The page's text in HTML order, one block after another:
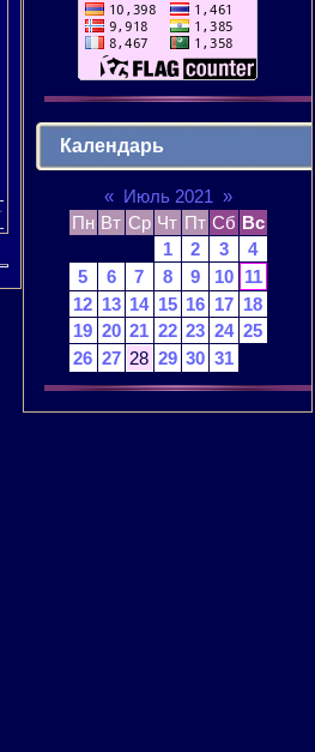
Календарь
« Июль 2021 »
Пн Вт Ср Чт Пт Сб Вс
1
2 3
4
5
6 7 8 9 10
11
12 13 14 15 16 17 18
19 20 21 22 23 24 25
26 27 28 29 30 31